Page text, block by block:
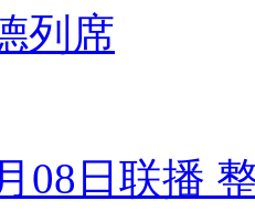
列席
08日联播